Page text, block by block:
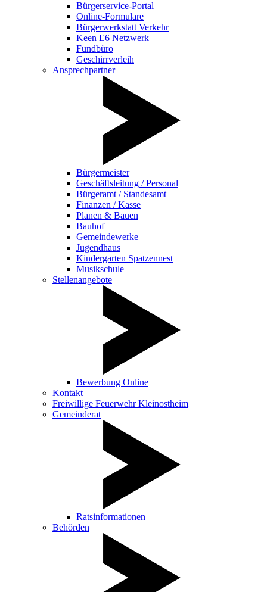
Bürgerservice-Portal
Online-Formulare
Bürgerwerkstatt Verkehr
Keen E6 Netzwerk
Fundbüro
Geschirrverleih
Ansprechpartner
Bürgermeister
Geschäftsleitung / Personal
Bürgeramt / Standesamt
Finanzen / Kasse
Planen & Bauen
Bauhof
Gemeindewerke
Jugendhaus
Kindergarten Spatzennest
Musikschule
Stellenangebote
Bewerbung Online
Kontakt
Freiwillige Feuerwehr Kleinostheim
Gemeinderat
Ratsinformationen
Behörden